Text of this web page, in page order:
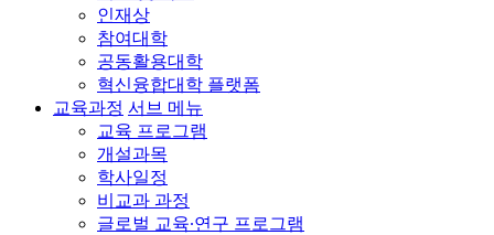
인재상
참여대학
공동활용대학
혁신융합대학 플랫폼
교육과정 서브 메뉴
교육 프로그램
개설과목
학사일정
비교과 과정
글로벌 교육∙연구 프로그램